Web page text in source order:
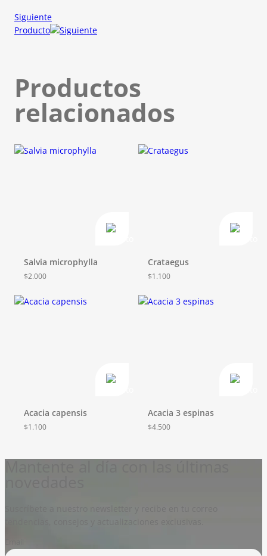
Siguiente
Producto
Productos
relacionados
Salvia microphylla
$2.000
Crataegus
$1.100
Acacia capensis
$1.100
Acacia 3 espinas
$4.500